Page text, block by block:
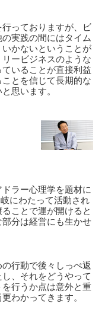
行っておりますが、ビ
実践の間にはタイム
かないということが
ービジネスのような
いることが直接利益
とを信じて長期的な
思います。
ラー心理学を題材に
にわたって活動され
ことで運が開けると
分は経営にも生かせ
行動で後々しっぺ返
、それをどうやって
行うか点は意外と重
わかってきます。